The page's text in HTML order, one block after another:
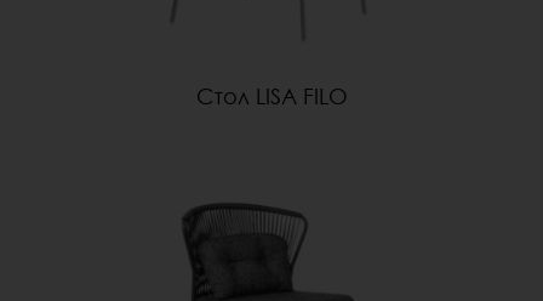
Стол LISA FILO